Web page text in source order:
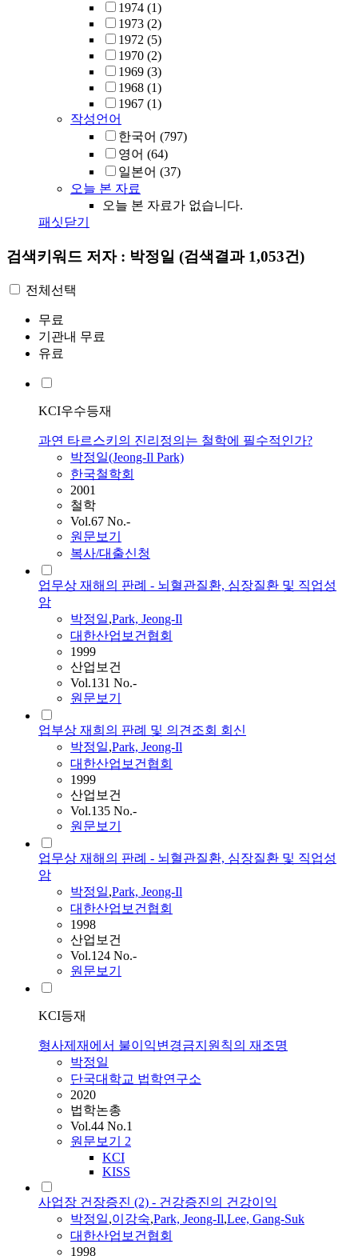
1974 (1)
1973 (2)
1972 (5)
1970 (2)
1969 (3)
1968 (1)
1967 (1)
작성언어
한국어 (797)
영어 (64)
일본어 (37)
오늘 본 자료
오늘 본 자료가 없습니다.
패싯닫기
검색키워드 저자 : 박정일 (검색결과 1,053건)
전체선택
무료
기관내 무료
유료
KCI우수등재
과연 타르스키의 진리정의는 철학에 필수적인가?
박정일(Jeong-Il Park)
한국철학회
2001
철학
Vol.67 No.-
원문보기
복사/대출신청
업무상 재해의 판례 - 뇌혈관질환, 심장질환 및 직업성
암
박정일,Park, Jeong-Il
대한산업보건협회
1999
산업보건
Vol.131 No.-
원문보기
업부상 재희의 판례 및 의견조회 회신
박정일,Park, Jeong-Il
대한산업보건협회
1999
산업보건
Vol.135 No.-
원문보기
업무상 재해의 판례 - 뇌혈관질환, 심장질환 및 직업성
암
박정일,Park, Jeong-Il
대한산업보건협회
1998
산업보건
Vol.124 No.-
원문보기
KCI등재
형사제재에서 불이익변경금지원칙의 재조명
박정일
단국대학교 법학연구소
2020
법학논총
Vol.44 No.1
원문보기 2
KCI
KISS
사업장 건장증진 (2) - 건강증진의 건강이익
박정일,이강숙,Park, Jeong-Il,Lee, Gang-Suk
대한산업보건협회
1998